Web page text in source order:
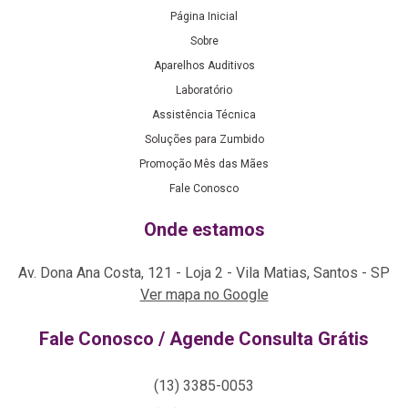
Página Inicial
Sobre
Aparelhos Auditivos
Laboratório
Assistência Técnica
Soluções para Zumbido
Promoção Mês das Mães
Fale Conosco
Onde estamos
Av. Dona Ana Costa, 121 - Loja 2 - Vila Matias, Santos - SP
Ver mapa no Google
Fale Conosco / Agende Consulta Grátis
(13) 3385-0053